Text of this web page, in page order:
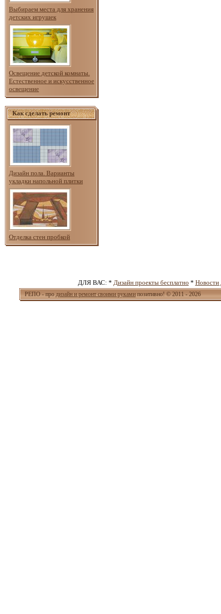
Выбираем места для хранения
детских игрушек
Освещение детской комнаты.
Естественное и искусственное
освещение
Как сделать ремонт
Дизайн пола. Варианты
укладки напольной плитки
Отделка стен пробкой
ДЛЯ ВАС: * Дизайн проекты бесплатно * Новости
РЕПО - про дизайн и ремонт своими руками позитивно! © 2011 - 2026